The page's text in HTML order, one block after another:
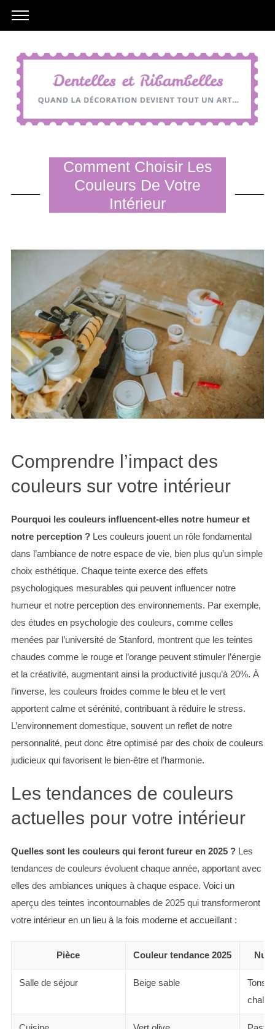
Comment Choisir Les
Couleurs De Votre
Intérieur
Comprendre l’impact des
couleurs sur votre intérieur
Pourquoi les couleurs influencent-elles notre humeur et
notre perception ?Les couleurs jouent un rôle fondamental
dans l’ambiance de notre espace de vie, bien plus qu’un simple
choix esthétique. Chaque teinte exerce des effets
psychologiques mesurables qui peuvent influencer notre
humeur et notre perception des environnements. Par exemple,
des études en psychologie des couleurs, comme celles
menées par l’université de Stanford, montrent que les teintes
chaudes comme le rouge et l’orange peuvent stimuler l’énergie
et la créativité, augmentant ainsi la productivité jusqu’à 20%. À
l’inverse, les couleurs froides comme le bleu et le vert
apportent calme et sérénité, contribuant à réduire le stress.
L’environnement domestique, souvent un reflet de notre
personnalité, peut donc être optimisé par des choix de couleurs
judicieux qui favorisent le bien-être et l’harmonie.
Les tendances de couleurs
actuelles pour votre intérieur
Quelles sont les couleurs qui feront fureur en 2025 ?Les
tendances de couleurs évoluent chaque année, apportant avec
elles des ambiances uniques à chaque espace. Voici un
aperçu des teintes incontournables de 2025 qui transformeront
votre intérieur en un lieu à la fois moderne et accueillant :
Pièce Couleur tendance 2025
Salle de séjour Beige sable
Tons